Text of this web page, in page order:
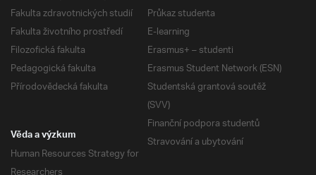
Fakulta zdravotnických studií
Fakulta životního prostředí
Filozofická fakulta
Pedagogická fakulta
Přírodovědecká fakulta
Průkaz studenta
E-learning
Erasmus+ – studenti
Erasmus Student Network (ESN)
Studentská grantová soutěž
(SVV)
Finanční podpora studentů
Stravování a ubytování
Věda a výzkum
Human Resources Strategy for